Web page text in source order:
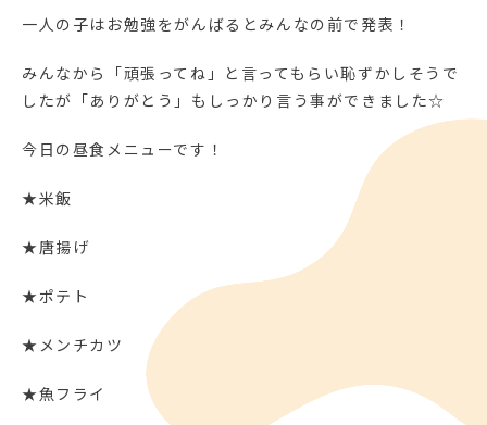
一人の子はお勉強をがんばるとみんなの前で発表！
みんなから「頑張ってね」と言ってもらい恥ずかしそうで
したが「ありがとう」もしっかり言う事ができました☆
今日の昼食メニューです！
★米飯
★唐揚げ
★ポテト
★メンチカツ
★魚フライ